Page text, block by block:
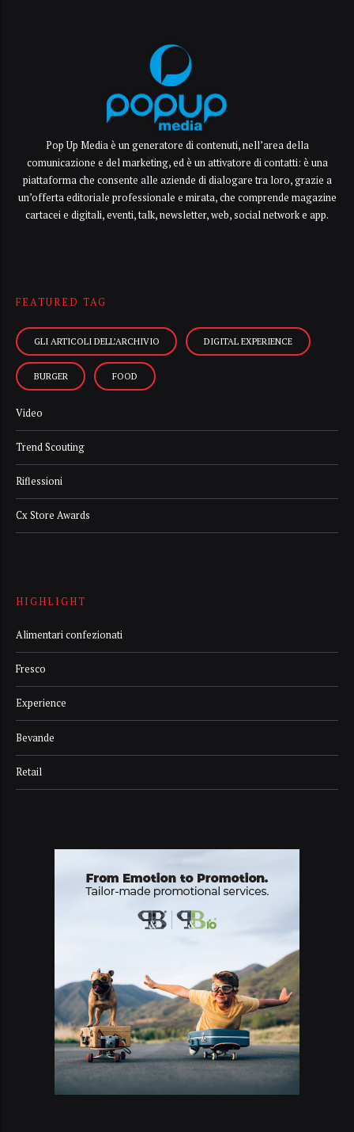
Pop Up Media è un generatore di contenuti, nell’area della
comunicazione e del marketing, ed è un attivatore di contatti: è una
piattaforma che consente alle aziende di dialogare tra loro, grazie a
un’offerta editoriale professionale e mirata, che comprende magazine
cartacei e digitali, eventi, talk, newsletter, web, social network e app.
FEATURED TAG
GLI ARTICOLI DELL’ARCHIVIO DIGITAL EXPERIENCE
BURGER FOOD
Video
Trend Scouting
Riflessioni
Cx Store Awards
HIGHLIGHT
Alimentari confezionati
Fresco
Experience
Bevande
Retail